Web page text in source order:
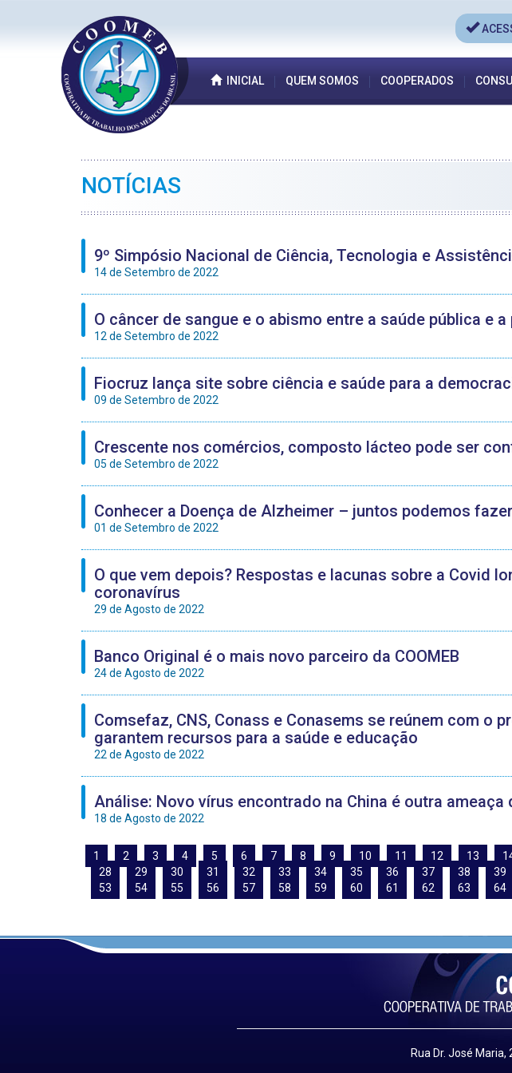
INICIAL QUEM SOMOS COOPERADOS
NOTÍCIAS
9º Simpósio Nacional de Ciência, Tecnologia e
14 de Setembro de 2022
O câncer de sangue e o abismo entre a saúde pública e a
12 de Setembro de 2022
Fiocruz lança site sobre ciência e saúde para a
09 de Setembro de 2022
Crescente nos comércios, composto lácteo pode ser
05 de Setembro de 2022
Conhecer a Doença de Alzheimer – juntos podemos
01 de Setembro de 2022
O que vem depois? Respostas e lacunas sobre a Covid
coronavírus
29 de Agosto de 2022
Banco Original é o mais novo parceiro da COOMEB
24 de Agosto de 2022
Comsefaz, CNS, Conass e Conasems se reúnem com o
garantem recursos para a saúde e educação
22 de Agosto de 2022
Análise: Novo vírus encontrado na China é outra
18 de Agosto de 2022
1 2 3 4 5 6 7 8 9 10 11 12 13
28
29 30 31 32 33 34 35 36 37 38 39
53
54 55 56 57 58 59 60 61 62 63 64
Rua Dr. José